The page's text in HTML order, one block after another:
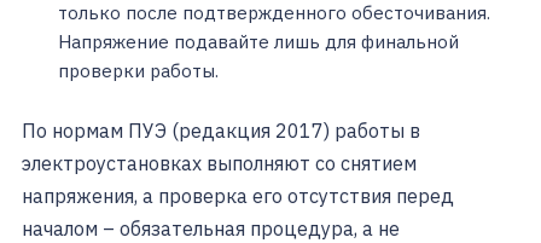
только после подтвержденного обесточивания.
Напряжение подавайте лишь для финальной
проверки работы.
По нормам ПУЭ (редакция 2017) работы в
электроустановках выполняют со снятием
напряжения, а проверка его отсутствия перед
началом – обязательная процедура, а не